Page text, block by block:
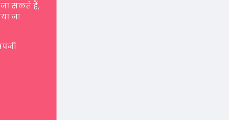
सकते हैं,
जा